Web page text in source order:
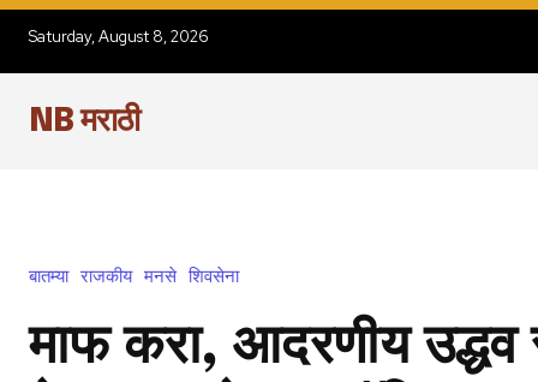
Saturday, August 8, 2026
NB मराठी
बातम्या राजकीय मनसे शिवसेना
माफ करा, आदरणीय उद्धव